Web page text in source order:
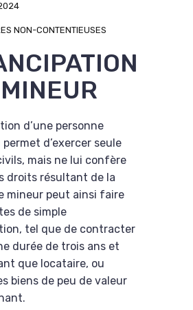
NON-CONTENTIEUSES
d’une personne
d’exercer seule
mais ne lui confère
droits résultant de la
mineur peut ainsi faire
de simple
tel que de contracter
durée de trois ans et
que locataire, ou
biens de peu de valeur